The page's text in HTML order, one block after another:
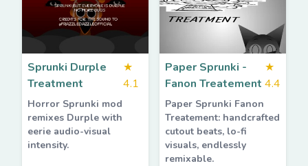
Sprunki Durple
Treatment
★
4.1
Horror Sprunki mod
remixes Durple with
eerie audio-visual
intensity.
Paper Sprunki -
Fanon Treatement
★
4.4
Paper Sprunki Fanon
Treatement: handcrafted
cutout beats, lo-fi
visuals, endlessly
remixable.